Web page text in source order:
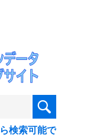
検索可能で